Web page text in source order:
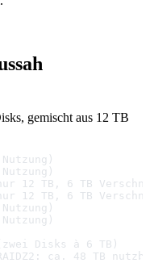
gemischt aus 12 TB
12 TB, 6 TB
12 TB, 6 TB
Disks à 6 TB)
ca. 48 TB